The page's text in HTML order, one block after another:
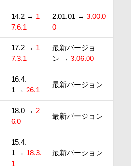
14.2 → 1
7.6.1
2.01.01 → 3.00.0
0
17.2 → 1
7.3.1
最新バージョ
ン → 3.06.00
16.4.
1 → 26.1
最新バージョン
18.0 → 2
6.0
最新バージョン
15.4.
1 → 18.3.
1
最新バージョン